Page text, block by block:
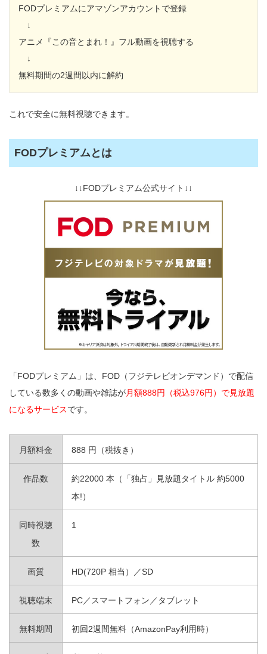
FODプレミアムにアマゾンアカウントで登録
↓
アニメ『この音とまれ！』フル動画を視聴する
↓
無料期間の2週間以内に解約
これで安全に無料視聴できます。
FODプレミアムとは
↓↓FODプレミアム公式サイト↓↓
「FODプレミアム」は、FOD（フジテレビオンデマンド）で配信
している数多くの動画や雑誌が月額888円（税込976円）で見放題
になるサービスです。
月額料金 888 円（税抜き）
作品数
約22000 本（「独占」見放題タイトル 約5000
本!）
同時視聴
数
1
画質 HD(720P 相当）／SD
視聴端末 PC／スマートフォン／タブレット
無料期間 初回2週間無料（AmazonPay利用時）